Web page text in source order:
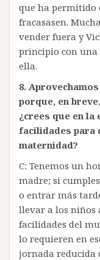
que ha permitido
fracasasen.
vender fuera y
principio con una
ella.
8.
porque, en
¿crees que en la
facilidades para
maternidad?
C: Tenemos un
madre; si
o entrar más
llevar a los niños
facilidades del
lo requieren en
jornada reducida